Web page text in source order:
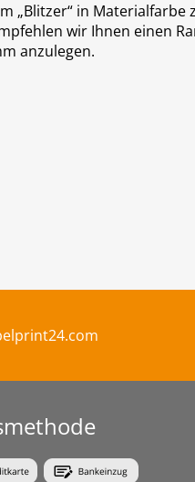
„Blitzer“ in Materialfarbe
wir Ihnen einen
anzulegen.